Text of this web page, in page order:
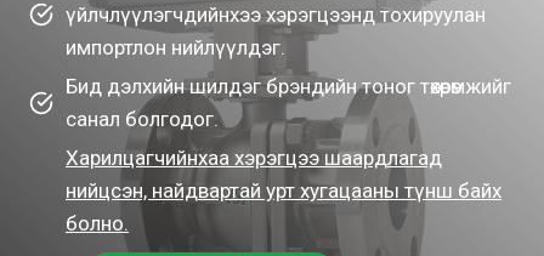
үйлчлүүлэгчдийнхээ хэрэгцээнд тохируулан
импортлон нийлүүлдэг.
Бид дэлхийн шилдэг брэндийн тоног төхөөрөмжийг
санал болгодог.
Харилцагчийнхаа хэрэгцээ шаардлагад
нийцсэн, найдвартай урт хугацааны түнш байх
болно.